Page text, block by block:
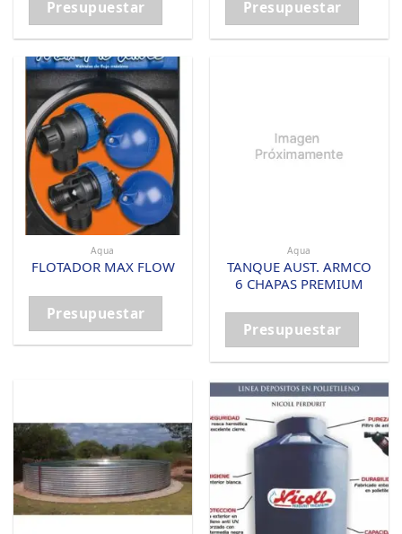
Presupuestar Presupuestar
Agua
FLOTADOR MAX FLOW
Presupuestar
Agua
TANQUE AUST. ARMCO
6 CHAPAS PREMIUM
Presupuestar